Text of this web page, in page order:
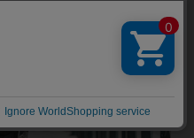
コンテンツの最適な提供、ト
を使用しています。
の利用に同意したことも
る